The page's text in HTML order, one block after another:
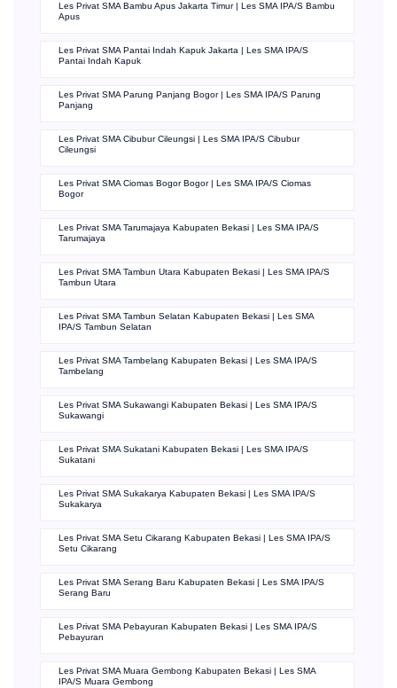
Les Privat SMA Bambu Apus Jakarta Timur | Les SMA IPA/S Bambu
Apus
Les Privat SMA Pantai Indah Kapuk Jakarta | Les SMA IPA/S
Pantai Indah Kapuk
Les Privat SMA Parung Panjang Bogor | Les SMA IPA/S Parung
Panjang
Les Privat SMA Cibubur Cileungsi | Les SMA IPA/S Cibubur
Cileungsi
Les Privat SMA Ciomas Bogor Bogor | Les SMA IPA/S Ciomas
Bogor
Les Privat SMA Tarumajaya Kabupaten Bekasi | Les SMA IPA/S
Tarumajaya
Les Privat SMA Tambun Utara Kabupaten Bekasi | Les SMA IPA/S
Tambun Utara
Les Privat SMA Tambun Selatan Kabupaten Bekasi | Les SMA
IPA/S Tambun Selatan
Les Privat SMA Tambelang Kabupaten Bekasi | Les SMA IPA/S
Tambelang
Les Privat SMA Sukawangi Kabupaten Bekasi | Les SMA IPA/S
Sukawangi
Les Privat SMA Sukatani Kabupaten Bekasi | Les SMA IPA/S
Sukatani
Les Privat SMA Sukakarya Kabupaten Bekasi | Les SMA IPA/S
Sukakarya
Les Privat SMA Setu Cikarang Kabupaten Bekasi | Les SMA IPA/S
Setu Cikarang
Les Privat SMA Serang Baru Kabupaten Bekasi | Les SMA IPA/S
Serang Baru
Les Privat SMA Pebayuran Kabupaten Bekasi | Les SMA IPA/S
Pebayuran
Les Privat SMA Muara Gembong Kabupaten Bekasi | Les SMA
IPA/S Muara Gembong